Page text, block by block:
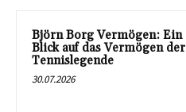
Björn Borg Vermögen: Ein
Blick auf das Vermögen der
Tennislegende
30.07.2026